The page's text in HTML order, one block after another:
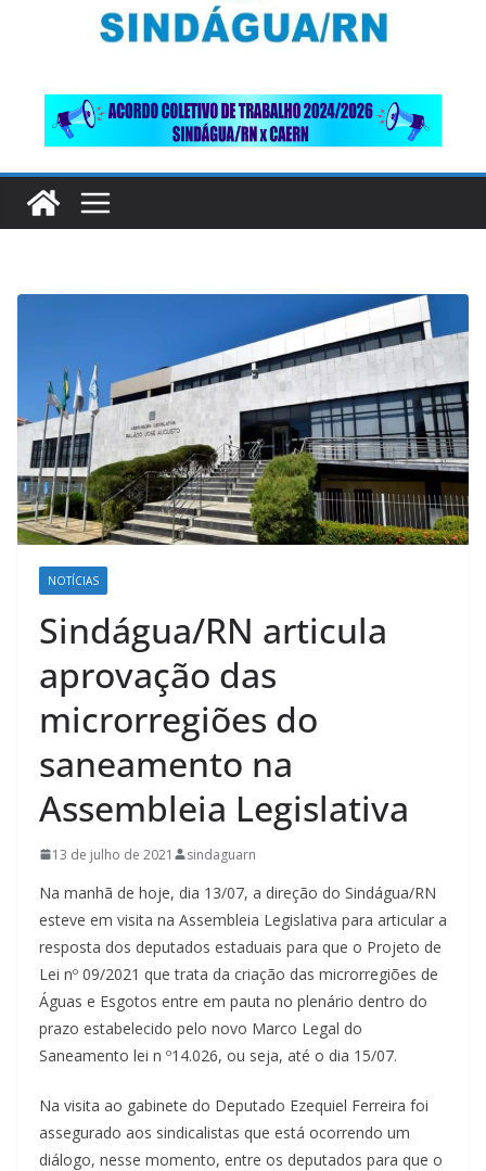
NOTÍCIAS
Sindágua/RN articula
aprovação das
microrregiões do
saneamento na
Assembleia Legislativa
13 de julho de 2021 sindaguarn
Na manhã de hoje, dia 13/07, a direção do Sindágua/RN
esteve em visita na Assembleia Legislativa para articular a
resposta dos deputados estaduais para que o Projeto de
Lei nº 09/2021 que trata da criação das microrregiões de
Águas e Esgotos entre em pauta no plenário dentro do
prazo estabelecido pelo novo Marco Legal do
Saneamento lei n º14.026, ou seja, até o dia 15/07.
Na visita ao gabinete do Deputado Ezequiel Ferreira foi
assegurado aos sindicalistas que está ocorrendo um
diálogo, nesse momento, entre os deputados para que o